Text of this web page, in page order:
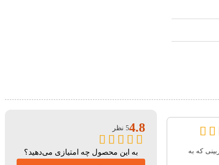
که به
4.85 نظر
به این محصول چه امتیازی می‌دهید؟